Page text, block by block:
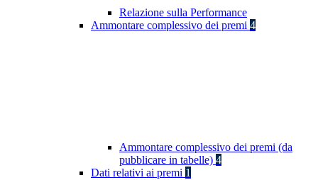
Relazione sulla Performance
Ammontare complessivo dei premi 4
Ammontare complessivo dei premi (da
pubblicare in tabelle) 4
Dati relativi ai premi 1